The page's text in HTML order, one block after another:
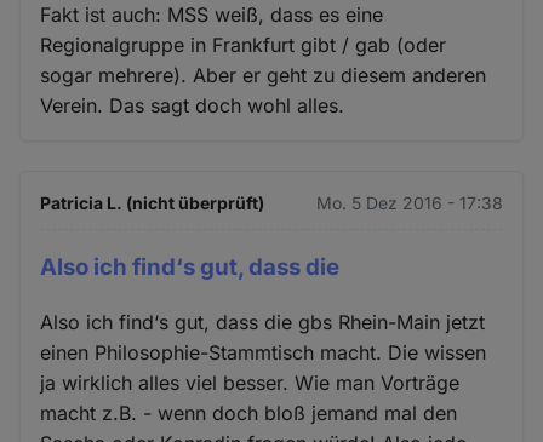
Fakt ist auch: MSS weiß, dass es eine
Regionalgruppe in Frankfurt gibt / gab (oder
sogar mehrere). Aber er geht zu diesem anderen
Verein. Das sagt doch wohl alles.
Patricia L. (nicht überprüft) Mo. 5 Dez 2016 - 17:38
Also ich find‘s gut, dass die
Also ich find‘s gut, dass die gbs Rhein-Main jetzt
einen Philosophie-Stammtisch macht. Die wissen
ja wirklich alles viel besser. Wie man Vorträge
macht z.B. - wenn doch bloß jemand mal den